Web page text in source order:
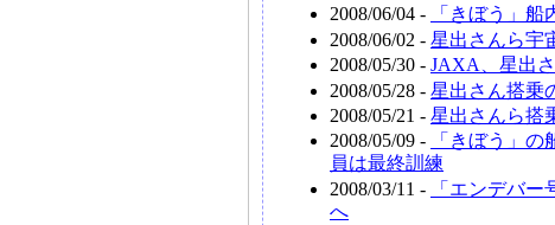
2008/06/04 -
「きぼう」船
2008/06/02 - 星出さんら宇
2008/05/30 - JAXA、星出
2008/05/28 - 星出さん搭乗
2008/05/21 - 星出さんら搭
2008/05/09 -
「きぼう」
員は最終訓練
2008/03/11 -
「エンデバ
へ